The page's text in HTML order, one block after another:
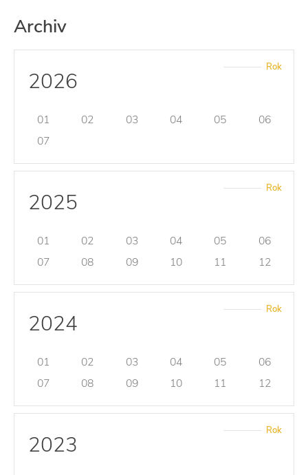
Archiv
Rok
2026
01 02 03 04 05
06
07
Rok
2025
01 02 03 04 05
06
07
08 09 10 11 12
Rok
2024
01 02 03 04 05
06
07
08 09 10 11 12
Rok
2023